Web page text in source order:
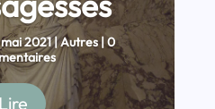
mai 2021|Autres| 0
Lire